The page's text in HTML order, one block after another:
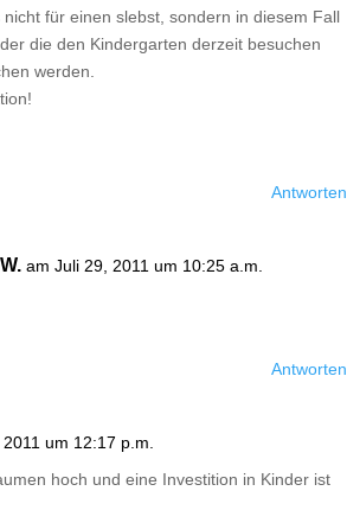
nicht für einen slebst, sondern in diesem Fall
die den Kindergarten derzeit besuchen
werden.
Antworten
am Juli 29, 2011 um 10:25 a.m.
Antworten
um 12:17 p.m.
hoch und eine Investition in Kinder ist